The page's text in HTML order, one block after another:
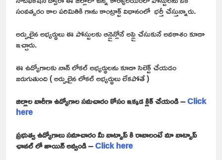
సంవత్సరం కాల పరిమితికి గాను కాంట్రాక్ట్ విధానంలో భర్తీ చేస్తున్నారు.
అర్హులైన అభ్యర్థులు ఈ పోస్టులకు ఆన్లైన్లోనే అప్లై చేసుకునే అవకాశం కూడా
ఇచ్చారు.
ఈ ఉద్యోగాలకు నాన్ లోకల్ అభ్యర్థులను కూడా సెలెక్ట్ చేయడం
జరుగుతుంది ( అర్హులైన లోకల్ అభ్యర్థులు లేకపోతే )
జిల్లాల వారీగా ఉద్యోగాల సమచారం కోసం ఇక్కడ క్లిక్ చేయండి –Click
here
ప్రభుత్వ ఉద్యోగాలు సమాచారం మీ వాట్సాప్ కి రావాలంటే మా వాట్సాప్
ఛానల్ లో జాయిన్ అవ్వండి –Click here